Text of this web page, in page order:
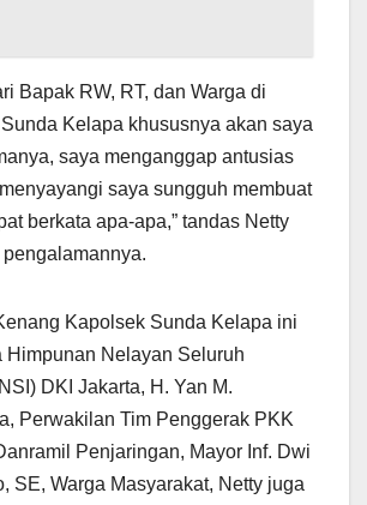
Bapak RW, RT, dan Warga di
Kelapa khususnya akan saya
saya menganggap antusias
saya sungguh membuat
berkata apa-apa,” tandas Netty
Kapolsek Sunda Kelapa ini
Himpunan Nelayan Seluruh
DKI Jakarta, H. Yan M.
Perwakilan Tim Penggerak PKK
Penjaringan, Mayor Inf. Dwi
SE, Warga Masyarakat, Netty juga